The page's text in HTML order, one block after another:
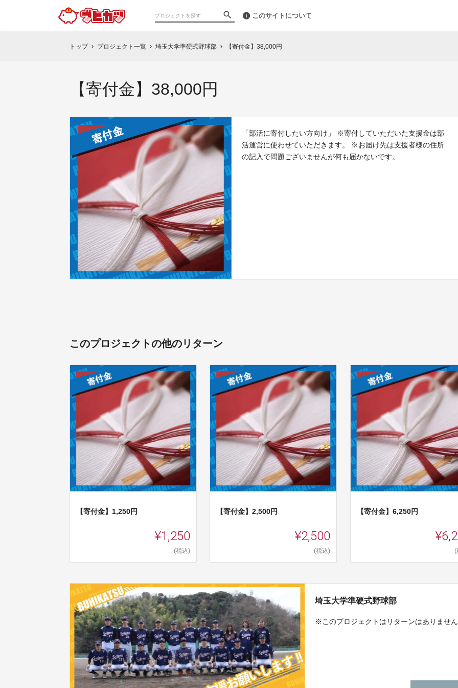
このサイトについて
トップ chevron_right プロジェクト一覧 chevron_right 埼玉大学準硬式野球部 chevron_right 【寄付金】38,000円
【寄付金】38,000円
「部活に寄付したい方向け」 ※寄付していただいた支援金は部
活運営に使わせていただきます。 ※お届け先は支援者様の住所
の記入で問題ございませんが何も届かないです。
このプロジェクトの他のリターン
【寄付金】1,250円
¥1,250
(税込)
【寄付金】2,500円
¥2,500
(税込)
【寄付金】6,250円
(
埼玉大学準硬式野球部
※このプロジェクトはリターンはありませ